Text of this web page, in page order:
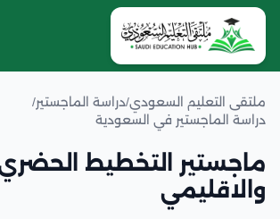
ملتقى التعليم السعودي/دراسة الماجستير/
دراسة الماجستير في السعودية
ماجستير التخطيط
والاقليمي